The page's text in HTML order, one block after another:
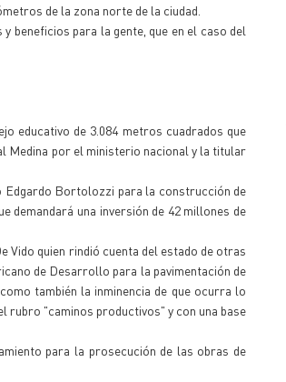
de la zona norte de la ciudad.
beneficios para la gente, que en el caso del
educativo de 3.084 metros cuadrados que
Medina por el ministerio nacional y la titular
Edgardo Bortolozzi para la construcción de
demandará una inversión de 42 millones de
quien rindió cuenta del estado de otras
de Desarrollo para la pavimentación de
también la inminencia de que ocurra lo
rubro "caminos productivos" y con una base
para la prosecución de las obras de